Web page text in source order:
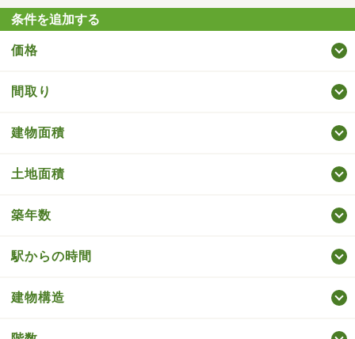
条件を追加する
価格
間取り
建物面積
土地面積
築年数
駅からの時間
建物構造